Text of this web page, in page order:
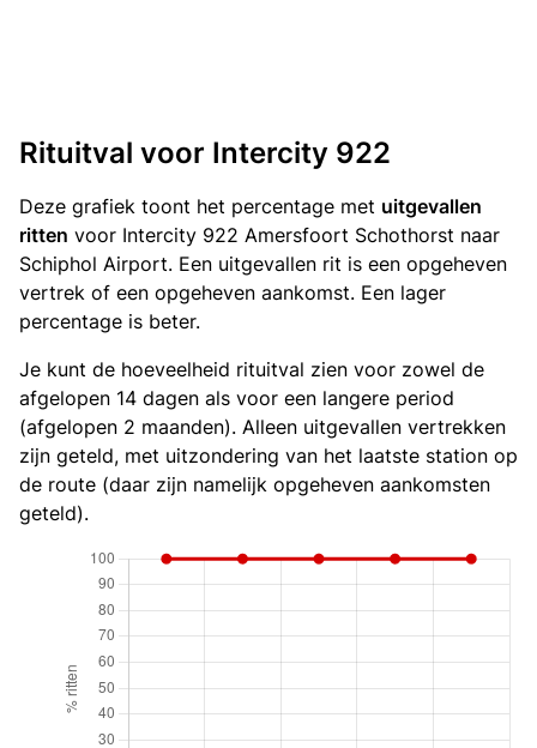
Rituitval voor Intercity 922
Deze grafiek toont het percentage met uitgevallen
ritten voor Intercity 922 Amersfoort Schothorst naar
Schiphol Airport. Een uitgevallen rit is een opgeheven
vertrek of een opgeheven aankomst. Een lager
percentage is beter.
Je kunt de hoeveelheid rituitval zien voor zowel de
afgelopen 14 dagen als voor een langere period
(afgelopen 2 maanden). Alleen uitgevallen vertrekken
zijn geteld, met uitzondering van het laatste station op
de route (daar zijn namelijk opgeheven aankomsten
geteld).